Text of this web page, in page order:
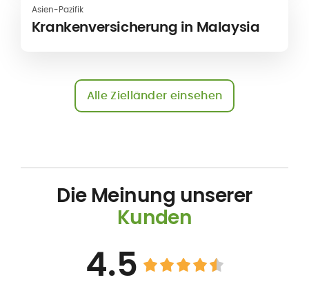
Asien-Pazifik
Krankenversicherung in Malaysia
Alle Zielländer einsehen
Die Meinung unserer
Kunden
4.5